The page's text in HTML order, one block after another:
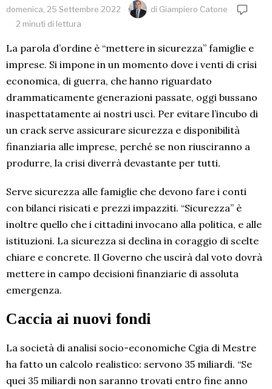
domenica, 25 Settembre 2022 di Giampiero Catone
2 minuti di lettura
La parola d’ordine è “mettere in sicurezza” famiglie e
imprese. Si impone in un momento dove i venti di crisi
economica, di guerra, che hanno riguardato
drammaticamente generazioni passate, oggi bussano
inaspettatamente ai nostri uscì. Per evitare l’incubo di
un crack serve assicurare sicurezza e disponibilità
finanziaria alle imprese, perché se non riusciranno a
produrre, la crisi diverrà devastante per tutti.
Serve sicurezza alle famiglie che devono fare i conti
con bilanci risicati e prezzi impazziti. “Sicurezza” è
inoltre quello che i cittadini invocano alla politica, e alle
istituzioni. La sicurezza si declina in coraggio di scelte
chiare e concrete. Il Governo che uscirà dal voto dovrà
mettere in campo decisioni finanziarie di assoluta
emergenza.
Caccia ai nuovi fondi
La società di analisi socio-economiche Cgia di Mestre
ha fatto un calcolo realistico: servono 35 miliardi. “Se
quei 35 miliardi non saranno trovati entro fine anno